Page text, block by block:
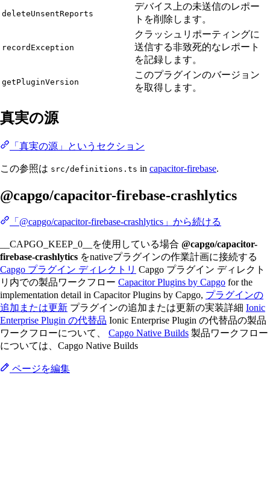
deleteUnsentReports
デバイス上の未送信のレポー
トを削除します。
recordException
クラッシュリポーティングに
送信する非致死的なレポート
を記録します。
getPluginVersion
このプラグインのバージョン
を取得します。
真実の源
「真実の源」というセクション
この参照は src/definitions.ts in capacitor-firebase.
@capgo/capacitor-firebase-crashlytics
「@capgo/capacitor-firebase-crashlytics」から続ける
__CAPGO_KEEP_0__を使用している場合 @capgo/capacitor-
firebase-crashlytics をnativeプラグインの作業計画に接続する
Capgo プラグイン ディレクトリ Capgo プラグイン ディレクト
リ内での製品ワークフロー Capacitor Plugins by Capgo for the
implementation detail in Capacitor Plugins by Capgo, プラグインの
追加または更新 プラグインの追加または更新の実装詳細 Ionic
Enterprise Plugin の代替品 Ionic Enterprise Plugin の代替品の製品
ワークフローについて、 Capgo Native Builds 製品ワークフロー
については、Capgo Native Builds
ページを編集